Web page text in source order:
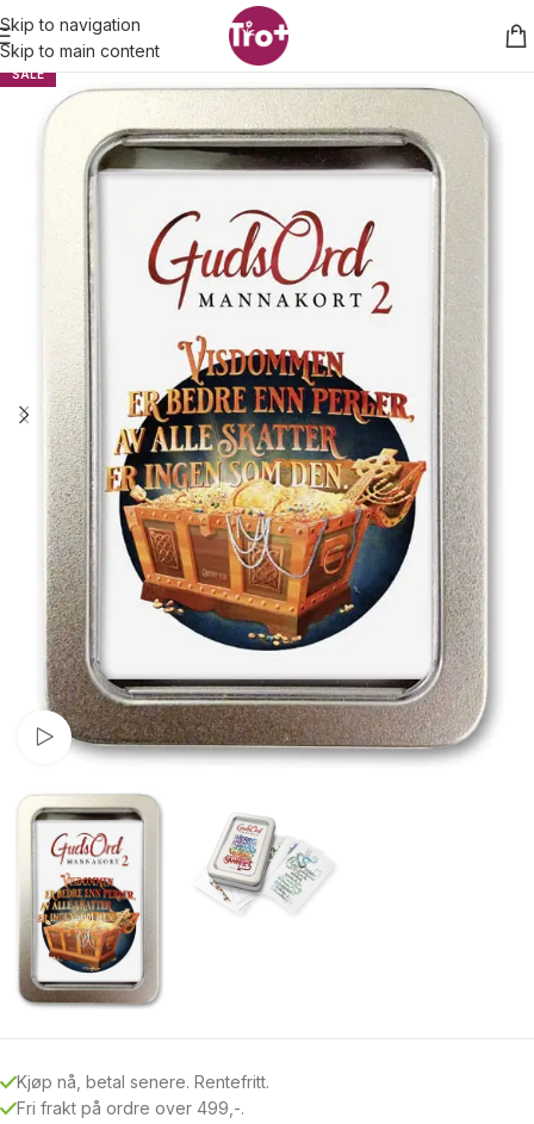
Skip to navigation
Skip to main content
SALE
Watch video
Kjøp nå, betal senere. Rentefritt.
Fri frakt på ordre over 499,-.